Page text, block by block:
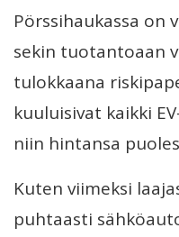
Pörssihaukassa on
sekin tuotantoaan
tulokkaana
kuuluisivat kaikki
niin hintansa
Kuten viimeksi
puhtaasti